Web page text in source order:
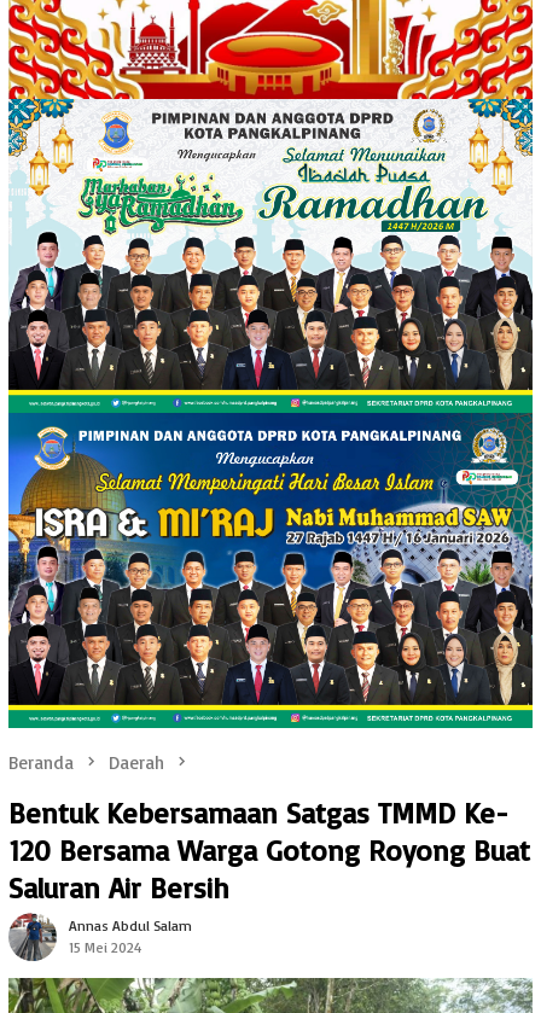
Beranda Daerah
Bentuk Kebersamaan Satgas TMMD Ke-
120 Bersama Warga Gotong Royong Buat
Saluran Air Bersih
Annas Abdul Salam
15 Mei 2024